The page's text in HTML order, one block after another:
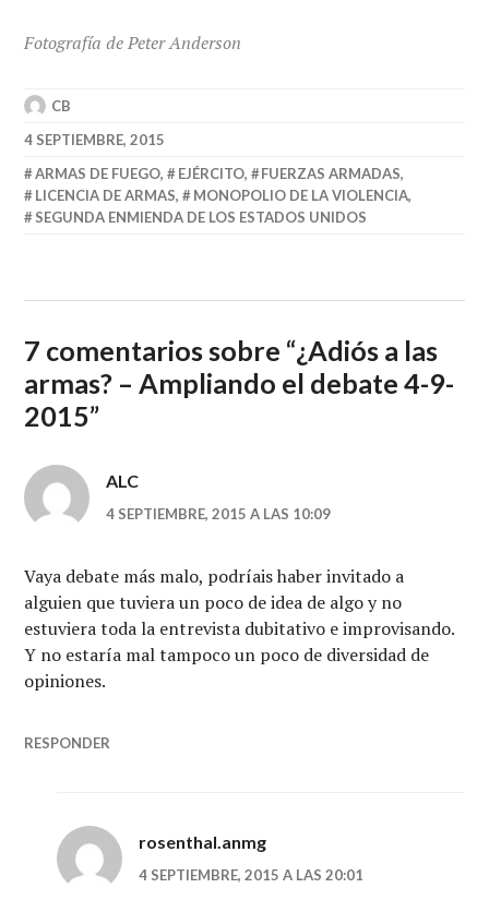
Fotografía de Peter Anderson
CB
4 SEPTIEMBRE, 2015
ARMAS DE FUEGO, EJÉRCITO, FUERZAS ARMADAS,
LICENCIA DE ARMAS, MONOPOLIO DE LA VIOLENCIA,
SEGUNDA ENMIENDA DE LOS ESTADOS UNIDOS
7 comentarios sobre “¿Adiós a las
armas? – Ampliando el debate 4-9-
2015”
ALC
4 SEPTIEMBRE, 2015 A LAS 10:09
Vaya debate más malo, podríais haber invitado a
alguien que tuviera un poco de idea de algo y no
estuviera toda la entrevista dubitativo e improvisando.
Y no estaría mal tampoco un poco de diversidad de
opiniones.
RESPONDER
rosenthal.anmg
4 SEPTIEMBRE, 2015 A LAS 20:01